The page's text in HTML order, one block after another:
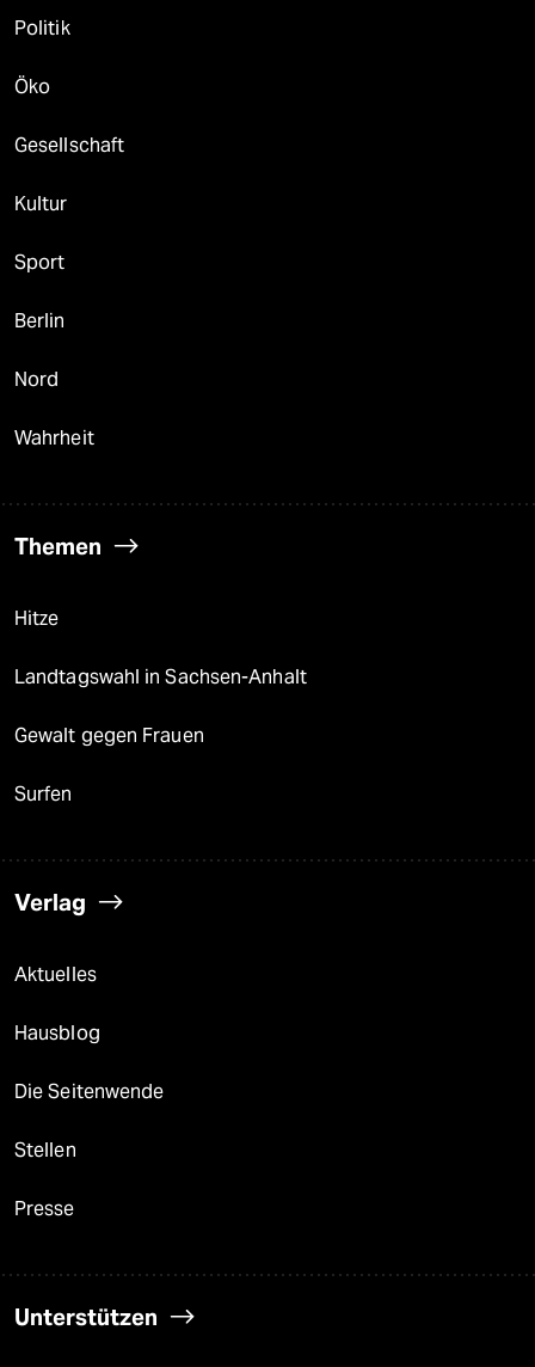
Politik
Öko
Gesellschaft
Kultur
Sport
Berlin
Nord
Wahrheit
Themen
Hitze
Landtagswahl in Sachsen-Anhalt
Gewalt gegen Frauen
Surfen
Verlag
Aktuelles
Hausblog
Die Seitenwende
Stellen
Presse
Unterstützen